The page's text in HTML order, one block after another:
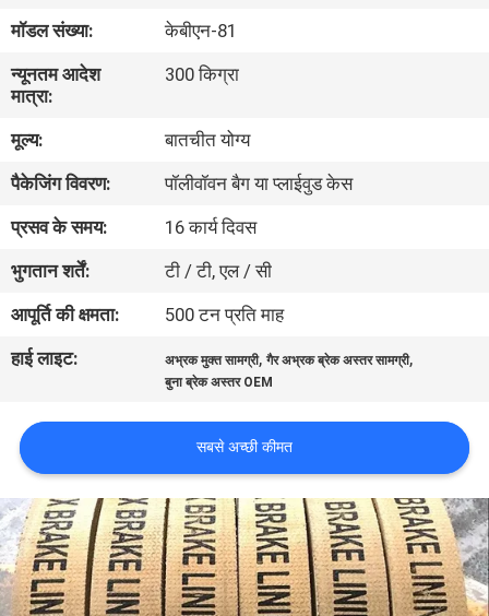
कारखाना
भ्रमण
गुणवत्ता
नियंत्रण
संपर्क
करें
एक
की
विनती
करे
साइटमैप
मॉडल संख्या:
केबीएन-81
न्यूनतम आदेश
मात्रा:
300 किग्रा
मूल्य:
बातचीत योग्य
पैकेजिंग विवरण:
पॉलीवॉवन बैग या प्लाईवुड केस
प्रसव के समय:
16 कार्य दिवस
भुगतान शर्तें:
टी / टी, एल / सी
आपूर्ति की क्षमता:
500 टन प्रति माह
हाई लाइट:
अभ्रक मुक्त सामग्री,गैर अभ्रक ब्रेक अस्तर सामग्री,
बुना ब्रेक अस्तर OEM
सबसे अच्छी कीमत